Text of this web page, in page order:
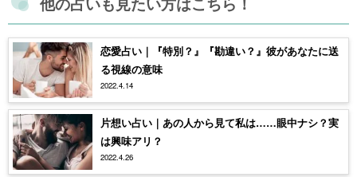
恋愛占い｜『特別？』『勘違い？』彼があなたに送
る視線の意味
2022.4.14
片想い占い｜あの人から見て私は……眼中ナシ？実
は興味アリ？
2022.4.26